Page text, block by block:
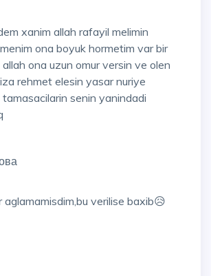
xanim allah rafayil melimin
ona boyuk hormetim var bir
ona uzun omur versin ve olen
rehmet elesin yasar nuriye
senin yanindadi
aglamamisdim,bu verilise baxib😥